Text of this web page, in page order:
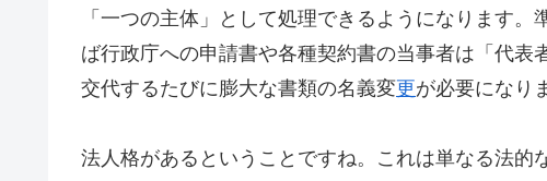
「一つの主体」として処理できるようになります
ば行政庁への申請書や各種契約書の当事者は「代
交代するたびに膨大な書類の名義変更が必要になり
法人格があるということですね。これは単なる法的